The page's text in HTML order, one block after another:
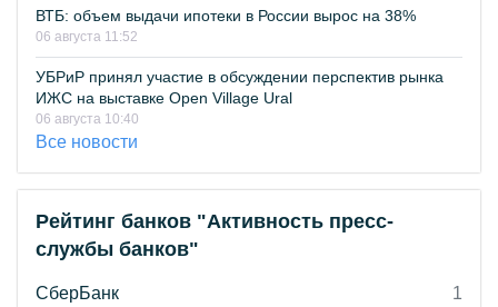
ВТБ: объем выдачи ипотеки в России вырос на 38%
06 августа 11:52
УБРиР принял участие в обсуждении перспектив рынка
ИЖС на выставке Open Village Ural
06 августа 10:40
Все новости
Рейтинг банков "Активность пресс-
службы банков"
СберБанк
1